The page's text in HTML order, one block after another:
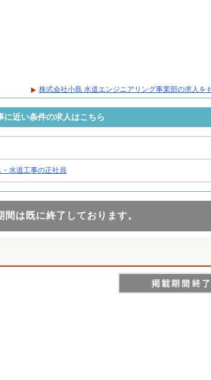
株式会社小島 水道エンジニアリング事業部の求人を
近い条件の求人はこちら
水道工事の正社員
間は既に終了しております。